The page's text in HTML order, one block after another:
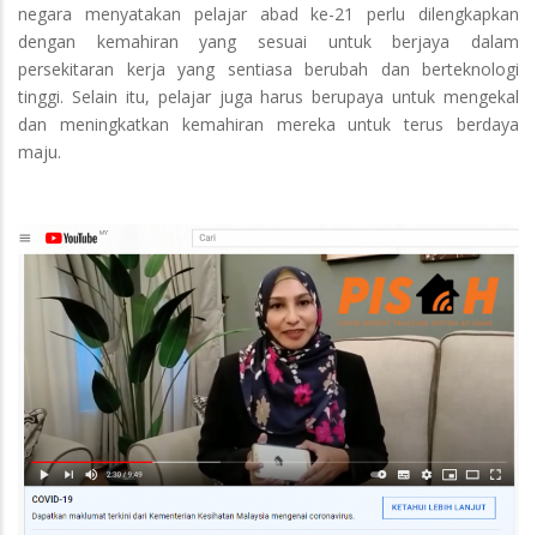
negara menyatakan pelajar abad ke-21 perlu dilengkapkan
dengan kemahiran yang sesuai untuk berjaya dalam
persekitaran kerja yang sentiasa berubah dan berteknologi
tinggi. Selain itu, pelajar juga harus berupaya untuk mengekal
dan meningkatkan kemahiran mereka untuk terus berdaya
maju.